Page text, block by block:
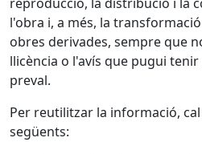
l'obra i, a més, la
obres derivades, sempre que
llicència o l'avís que pugui
preval.
Per reutilitzar la informació,
següents: